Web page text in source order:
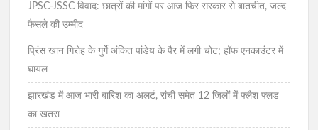
JPSC-JSSC विवाद: छात्रों की मांगों पर आज फिर सरकार से बातचीत, जल्द
फैसले की उम्मीद
प्रिंस खान गिरोह के गुर्गे अंकित पांडेय के पैर में लगी चोट; हॉफ एनकाउंटर में
घायल
झारखंड में आज भारी बारिश का अलर्ट, रांची समेत 12 जिलों में फ्लैश फ्लड
का खतरा